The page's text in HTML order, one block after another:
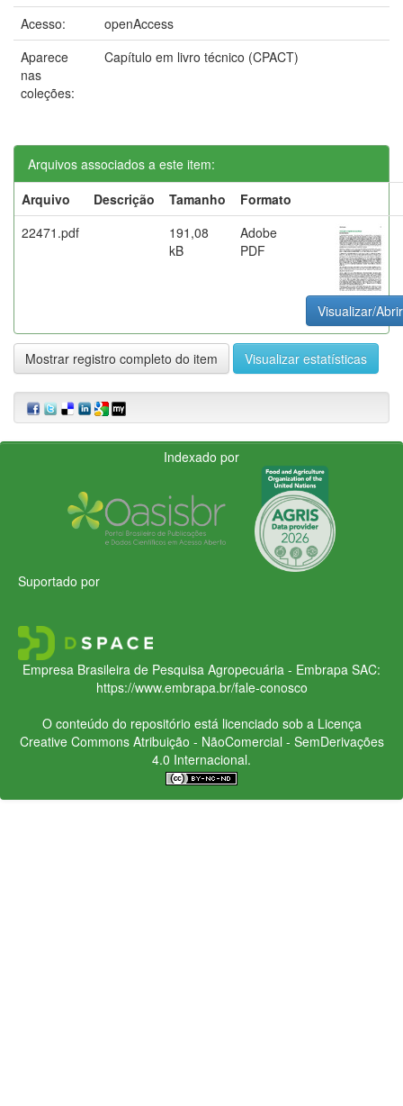
Acesso:
openAccess
Aparece
nas
coleções:
Capítulo em livro técnico (CPACT)
Arquivos associados a este item:
Arquivo
Descrição Tamanho
Formato
22471.pdf
191,08
kB
Adobe
PDF
Visualizar/Abrir
Mostrar registro completo do item Visualizar estatísticas
Indexado por
Suportado por
Empresa Brasileira de Pesquisa Agropecuária - Embrapa SAC:
https://www.embrapa.br/fale-conosco
O conteúdo do repositório está licenciado sob a Licença
Creative CommonsAtribuição - NãoComercial - SemDerivações
4.0 Internacional.